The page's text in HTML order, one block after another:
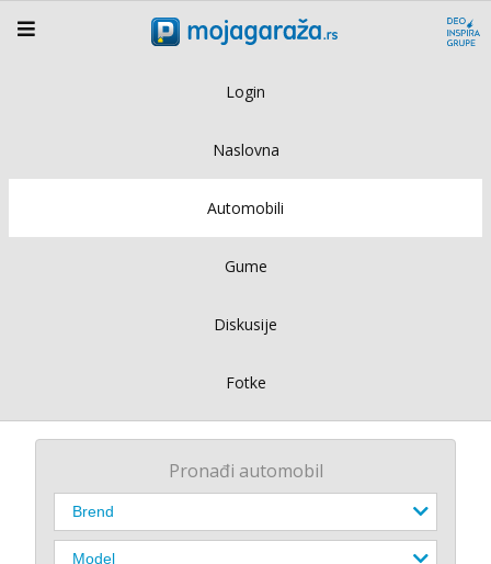
Login
Naslovna
Automobili
Gume
Diskusije
Fotke
Pronađi automobil